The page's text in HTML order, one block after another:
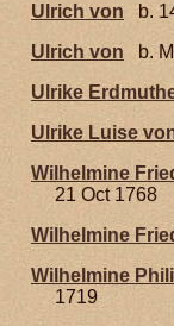
Ulrich von
b.
Ulrich von
b.
Ulrike
Ulrike Luise
Wilhelmine
21 Oct 1768
Wilhelmine
Wilhelmine
1719